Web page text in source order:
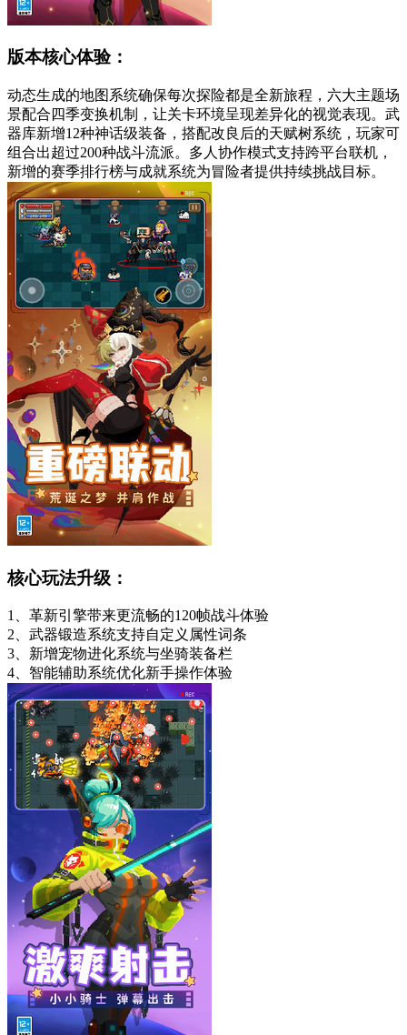
版本核心体验：
动态生成的地图系统确保每次探险都是全新旅程，六大主题场
景配合四季变换机制，让关卡环境呈现差异化的视觉表现。武
器库新增12种神话级装备，搭配改良后的天赋树系统，玩家可
组合出超过200种战斗流派。多人协作模式支持跨平台联机，
新增的赛季排行榜与成就系统为冒险者提供持续挑战目标。
核心玩法升级：
1、革新引擎带来更流畅的120帧战斗体验
2、武器锻造系统支持自定义属性词条
3、新增宠物进化系统与坐骑装备栏
4、智能辅助系统优化新手操作体验